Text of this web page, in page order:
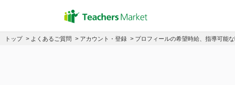
トップ > よくあるご質問 > アカウント・登録 > プロフィールの希望時給、指導可能